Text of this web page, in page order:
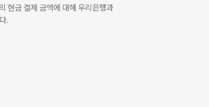
현금 결제 금액에 대해 우리은행과
.